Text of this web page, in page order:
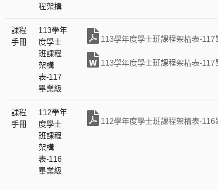
程架構
課程
手冊
113學年
度學士
班課程
架構
表-117
畢業級
113學年度學士班課程架構表-117
113學年度學士班課程架構表-117
課程
手冊
112學年
度學士
班課程
架構
表-116
畢業級
112學年度學士班課程架構表-116